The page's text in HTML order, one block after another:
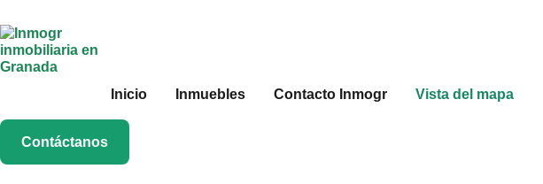
Inicio Inmuebles Contacto Inmogr Vista del mapa
Contáctanos